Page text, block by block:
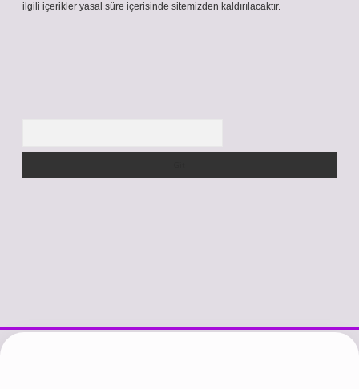
ilgili içerikler yasal süre içerisinde sitemizden kaldırılacaktır.
www.betexper.xyz/betci.cobetci girişhiltonbet güncel giriş